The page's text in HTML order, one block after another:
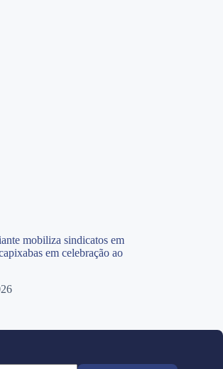
mobiliza sindicatos em
em celebração ao